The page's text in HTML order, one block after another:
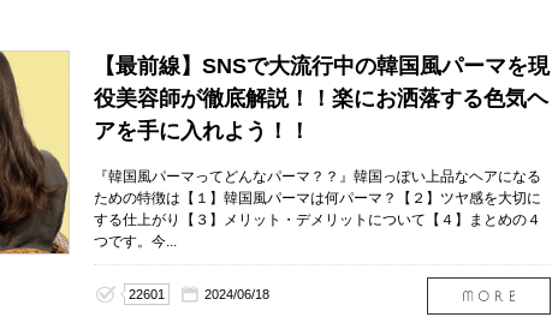
【最前線】SNSで大流行中の韓国風パーマを現
役美容師が徹底解説！！楽にお洒落する色気ヘ
アを手に入れよう！！
『韓国風パーマってどんなパーマ？？』韓国っぽい上品なヘアになる
ための特徴は【１】韓国風パーマは何パーマ？【２】ツヤ感を大切に
する仕上がり【３】メリット・デメリットについて【４】まとめの４
つです。今...
22601 2024/06/18